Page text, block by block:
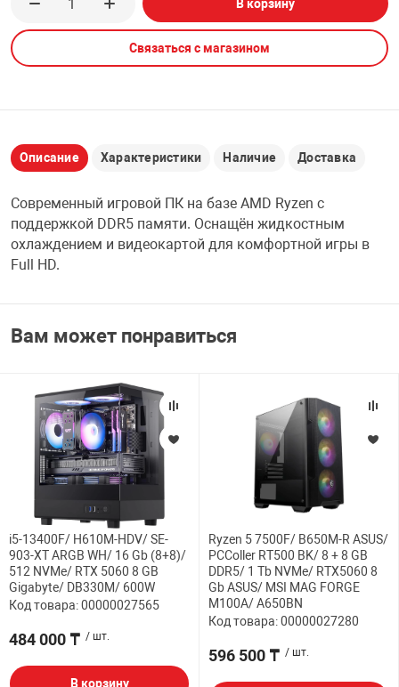
PCI АДАПТЕРЫ
USB
CARD RIDER
НАБОР ДЛЯ
CD-DVD ДИСКИ
В корзину
Связаться с магазином
Описание Характеристики Наличие Доставка
Современный игровой ПК на базе AMD Ryzen с
поддержкой DDR5 памяти. Оснащён жидкостным
охлаждением и видеокартой для комфортной игры в
Full HD.
Вам может понравиться
i5-13400F/ H610M-HDV/ SE-
903-XT ARGB WH/ 16 Gb (8+8)/
512 NVMe/ RTX 5060 8 GB
Gigabyte/ DB330M/ 600W
Код товара: 00000027565
484 000 ₸ / шт.
В корзину
Ryzen 5 7500F/ B650M-R ASUS/
PCColler RT500 BK/ 8 + 8 GB
DDR5/ 1 Tb NVMe/ RTX5060 8
Gb ASUS/ MSI MAG FORGE
M100A/ A650BN
Код товара: 00000027280
596 500 ₸ / шт.